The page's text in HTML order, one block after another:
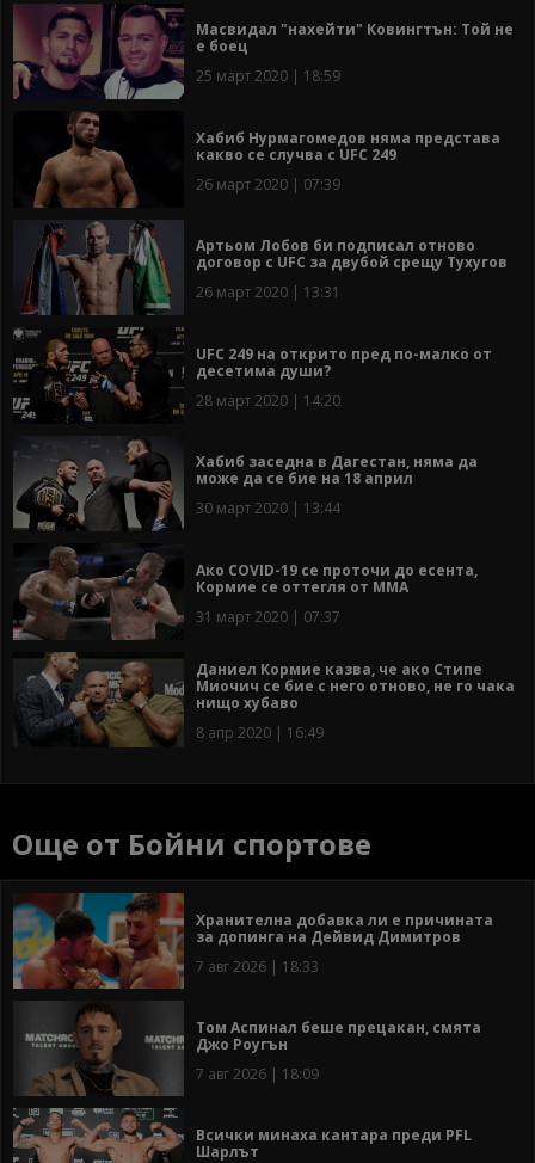
Масвидал "нахейти" Ковингтън: Той не
е боец
25 март 2020 | 18:59
Хабиб Нурмагомедов няма представа
какво се случва с UFC 249
26 март 2020 | 07:39
Артьом Лобов би подписал отново
договор с UFC за двубой срещу Тухугов
26 март 2020 | 13:31
UFC 249 на открито пред по-малко от
десетима души?
28 март 2020 | 14:20
Хабиб заседна в Дагестан, няма да
може да се бие на 18 април
30 март 2020 | 13:44
Ако COVID-19 се проточи до есента,
Кормие се оттегля от ММА
31 март 2020 | 07:37
Даниел Кормие казва, че ако Стипе
Миочич се бие с него отново, не го чака
нищо хубаво
8 апр 2020 | 16:49
Още от Бойни спортове
Хранителна добавка ли е причината
за допинга на Дейвид Димитров
7 авг 2026 | 18:33
Том Аспинал беше прецакан, смята
Джо Роугън
7 авг 2026 | 18:09
Всички минаха кантара преди PFL
Шарлът